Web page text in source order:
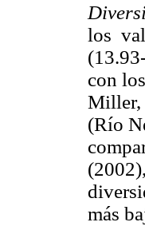
los
con
Miller,
(Río
más